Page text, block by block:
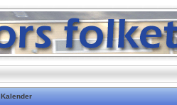
Kalender